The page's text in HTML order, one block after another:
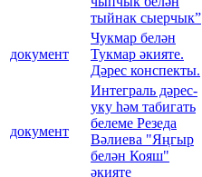
тыйнак сыерчык”
документ
Чукмар белән
Тукмар әкияте.
Дәрес конспекты.
документ
Интеграль дәрес-
уку һәм табигать
белеме Резеда
Вәлиева "Яңгыр
белән Кояш"
әкияте